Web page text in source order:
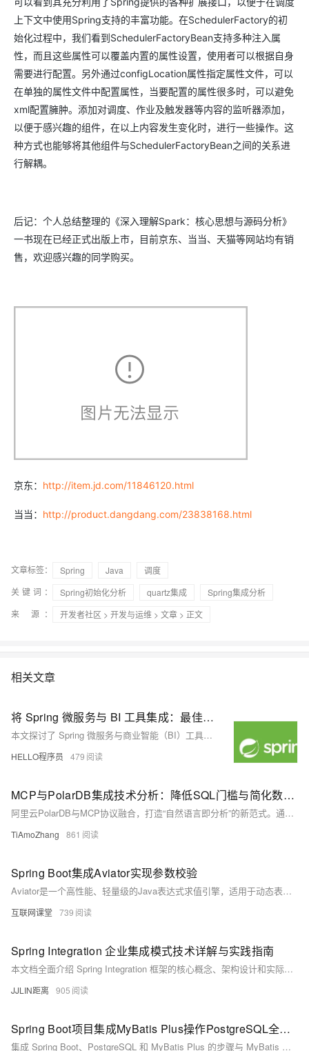
上下文中使用Spring支持的丰富功能。在SchedulerFactory的初
始化过程中，我们看到SchedulerFactoryBean支持多种注入属
性，而且这些属性可以覆盖内置的属性设置，使用者可以根据自身
需要进行配置。另外通过configLocation属性指定属性文件，可以
在单独的属性文件中配置属性，当要配置的属性很多时，可以避免
xml配置臃肿。添加对调度、作业及触发器等内容的监听器添加，
以便于感兴趣的组件，在以上内容发生变化时，进行一些操作。这
种方式也能够将其他组件与SchedulerFactoryBean之间的关系进
行解耦。
后记：个人总结整理的《深入理解Spark：核心思想与源码分析》
一书现在已经正式出版上市，目前京东、当当、天猫等网站均有销
售，欢迎感兴趣的同学购买。
京东： http://item.jd.com/11846120.html
当当： http://product.dangdang.com/23838168.html
文章标签： Spring Java
调度
关键词：
Spring初始化分析 quartz集成
Spring集成分析
来 源：
开发者社区 > 开发与运维 > 文章 > 正文
相关文章
将 Spring 微服务与 BI 工具集成：最佳实践
本文探讨了 Spring 微服务与商业智能（BI）工具集成的潜力与实践。随着微服务架构和数据分析需求的增长，Spring Boot 和 Spring Cloud 提供了构建可扩展、弹性服务的框架，而 BI 工具则增强了数据可视化与实时分析能力。文章介绍了 Spring 微服务的核心概念、BI 工具在企业中的作用，并深入分析了两者集成带来的优势，如实时数据处理、个性化报告、数据聚合与安全保障。同时，文中还总结了集成过程中的最佳实践，包括事件驱动架构、集中配置管理、数据安全控制、模块化设计与持续优化策略，旨在帮助企业构建高效、智能的数据驱动系统。
HELLO程序员 479
MCP与PolarDB集成技术分析：降低SQL门槛与简化数据可视化流程的机制解析
阿里云PolarDB与MCP协议融合，打造“自然语言即分析”的新范式。通过云原生数据库与标准化AI接口协同，实现零代码、分钟级从数据到可视化洞察，打破技术壁垒，提升分析效率99%，推动企业数据能力普惠化。
TiAmoZhang 861
Spring Boot集成Aviator实现参数校验
Aviator是一个高性能、轻量级的Java表达式求值引擎，适用于动态表达式计算。其特点包括支持多种运算符、函数调用、正则匹配、自动类型转换及嵌套变量访问，性能优异且依赖小。适用于规则引擎、公式计算和动态脚本控制等场景。本文介绍了如何结合Aviator与AOP实现参数校验，并附有代码示例和仓库链接。
互联网课堂 739
Spring Integration 企业集成模式技术详解与实践指南
本文档全面介绍 Spring Integration 框架的核心概念、架构设计和实际应用。作为 Spring 生态系统中的企业集成解决方案，Spring Integration 基于著名的 Enterprise Integration Patterns（EIP）提供了轻量级的消息驱动架构。本文将深入探讨其消息通道、端点、过滤器、转换器等核心组件，以及如何构建可靠的企业集成解决方案。
JJLIN距离 905
Spring Boot项目集成MyBatis Plus操作PostgreSQL全解析
集成 Spring Boot、PostgreSQL 和 MyBatis Plus 的步骤与 MyBatis 类似，只不过在 MyBatis Plus 中提供了更多的便利功能，如自动生成 SQL、分页查询、Wrapper 查询等。